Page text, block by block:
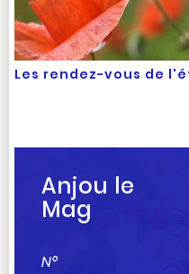
Les rendez-vous de
Anjou le
Mag
N°